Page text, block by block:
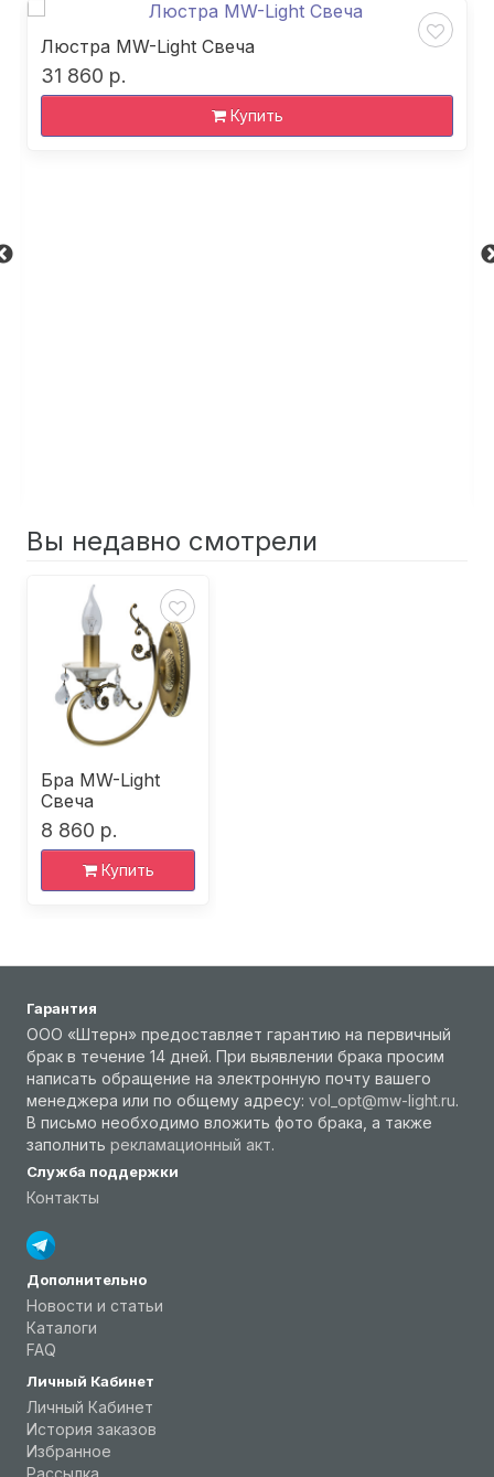
Люстра MW-Light Свеча
31 860 р.
Купить
Вы недавно смотрели
Бра MW-Light
Свеча
8 860 р.
Купить
Гарантия
ООО «Штерн» предоставляет гарантию на первичный
брак в течение 14 дней. При выявлении брака просим
написать обращение на электронную почту вашего
менеджера или по общему адресу: vol_opt@mw-light.ru.
В письмо необходимо вложить фото брака, а также
заполнить рекламационный акт.
Служба поддержки
Контакты
Дополнительно
Новости и статьи
Каталоги
FAQ
Личный Кабинет
Личный Кабинет
История заказов
Избранное
Рассылка